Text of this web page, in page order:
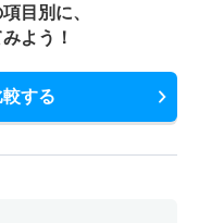
目別に、
よう！
する